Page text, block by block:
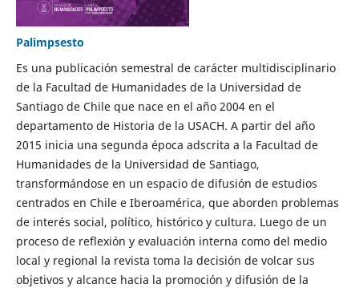
Palimpsesto
Es una publicación semestral de carácter multidisciplinario
de la Facultad de Humanidades de la Universidad de
Santiago de Chile que nace en el año 2004 en el
departamento de Historia de la USACH. A partir del año
2015 inicia una segunda época adscrita a la Facultad de
Humanidades de la Universidad de Santiago,
transformándose en un espacio de difusión de estudios
centrados en Chile e Iberoamérica, que aborden problemas
de interés social, político, histórico y cultura. Luego de un
proceso de reflexión y evaluación interna como del medio
local y regional la revista toma la decisión de volcar sus
objetivos y alcance hacia la promoción y difusión de la